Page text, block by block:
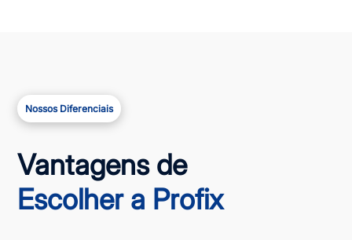
Nossos Diferenciais
Vantagens de
Escolher a Profix